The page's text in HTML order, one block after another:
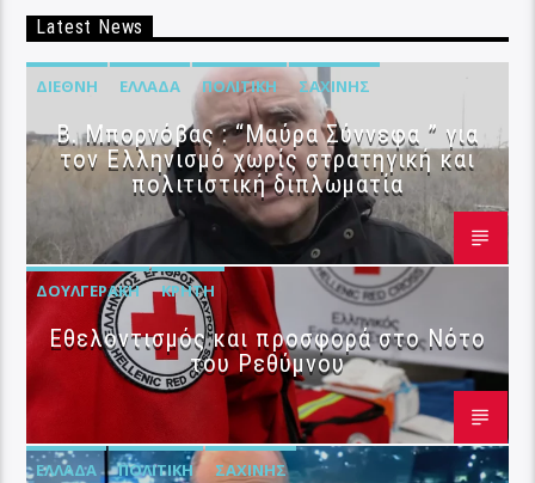
Latest News
ΔΙΕΘΝΉ ΕΛΛΆΔΑ ΠΟΛΙΤΙΚΉ ΣΑΧΊΝΗΣ
B. Μπορνόβας : “Μαύρα Σύννεφα ” για
τον Ελληνισμό χωρίς στρατηγική και
πολιτιστική διπλωματία
ΔΟΥΛΓΕΡΆΚΗ ΚΡΉΤΗ
Εθελοντισμός και προσφορά στο Νότο
του Ρεθύμνου
ΕΛΛΆΔΑ ΠΟΛΙΤΙΚΉ ΣΑΧΊΝΗΣ